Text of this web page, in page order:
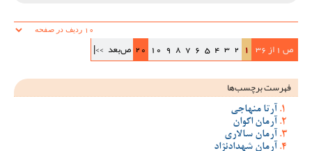
ص 1 از 36 1
2
3
4
5
6
7
8
9
10
20 ص‌بعد >>|
فهرست برچسب‌ها
آرتا منهاجی
آرمان اکوان
آرمان سالاری
آرمان شهدادنژاد